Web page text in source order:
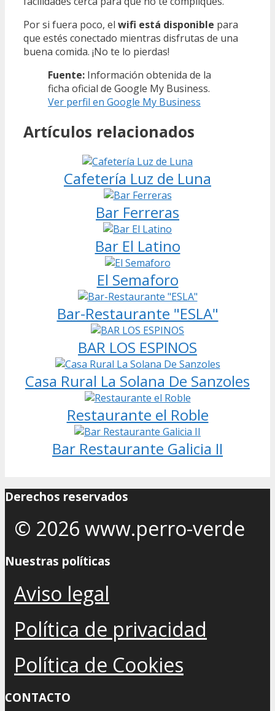
Por si fuera poco, el wifi está disponible para
que estés conectado mientras disfrutas de una
buena comida. ¡No te lo pierdas!
Fuente: Información obtenida de la
ficha oficial de Google My Business.
Ver perfil en Google My Business
Artículos relacionados
Cafetería Luz de Luna
Bar Ferreras
Bar El Latino
El Semaforo
Bar-Restaurante "ESLA"
BAR LOS ESPINOS
Casa Rural La Solana De Sanzoles
Restaurante el Roble
Bar Restaurante Galicia II
Derechos reservados
© 2026 www.perro-verde
Nuestras políticas
Aviso legal
Política de privacidad
Política de Cookies
CONTACTO